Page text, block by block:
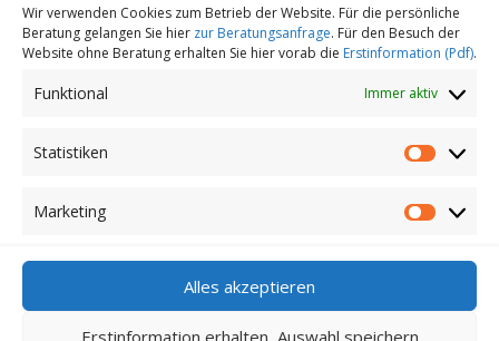
Wir verwenden Cookies zum Betrieb der Website. Für die persönliche
Beratung gelangen Sie hier zur Beratungsanfrage. Für den Besuch der
Website ohne Beratung erhalten Sie hier vorab die Erstinformation (Pdf).
Funktional Immer aktiv
Statistiken
Marketing
Alles akzeptieren
Erstinformation erhalten, Auswahl speichern
Sonnenbrille Tarifvergleich Vorsorgeuntersuchungen Vorteile
Öffnungsfenster
Copyright 2022-2026 | Finanz-und
Versicherungsmakler Sander GmbH | Alle Rechte
vorbehalten